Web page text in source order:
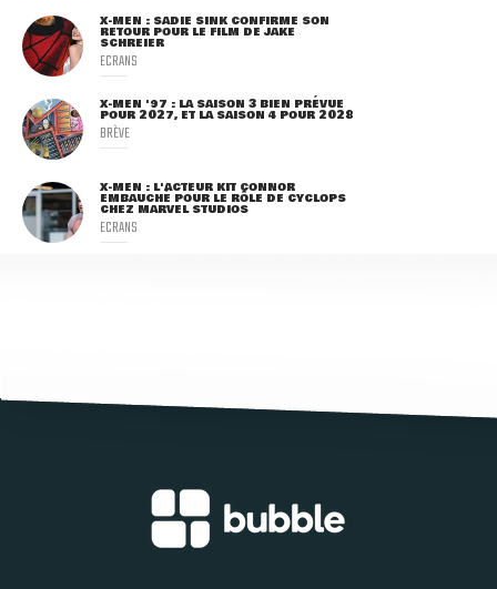
X-MEN : SADIE SINK CONFIRME SON
RETOUR POUR LE FILM DE JAKE
SCHREIER
ECRANS
X-MEN '97 : LA SAISON 3 BIEN PRÉVUE
POUR 2027, ET LA SAISON 4 POUR 2028
BRÈVE
X-MEN : L'ACTEUR KIT CONNOR
EMBAUCHÉ POUR LE RÔLE DE CYCLOPS
CHEZ MARVEL STUDIOS
ECRANS